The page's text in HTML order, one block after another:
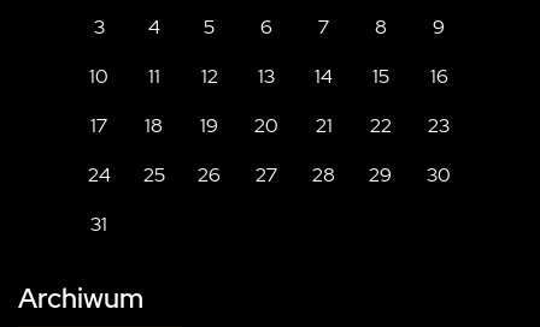
3
4 5 6 7 8
9
10
11 12 13 14 15
16
17
18 19 20 21 22
23
24
25 26 27 28 29
30
31
Archiwum